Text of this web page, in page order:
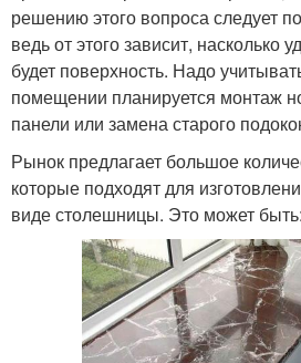
решению этого вопроса следует
ведь от этого зависит, насколько
будет поверхность. Надо
помещении планируется монтаж
панели или замена старого
Рынок предлагает большое
которые подходят для
виде столешницы. Это может быть: